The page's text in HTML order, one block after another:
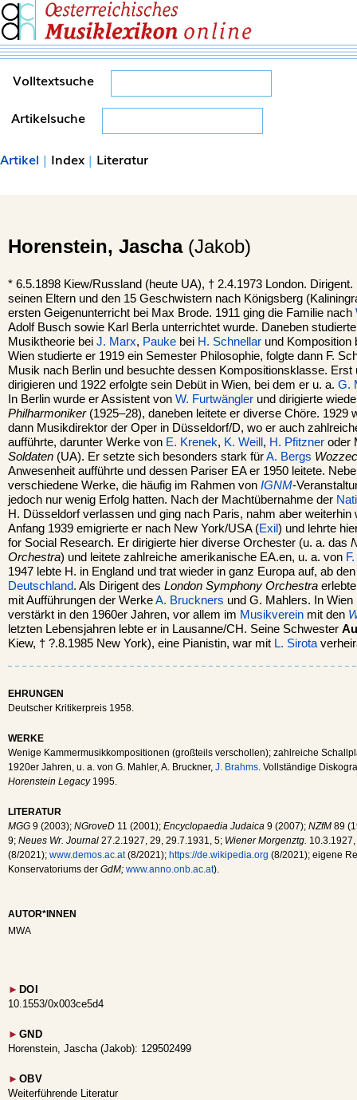
Volltextsuche
Artikelsuche
Artikel | Index | Literatur
Horenstein, Jascha(Jakob)
* 6.5.1898 Kiew/Russland (heute UA), † 2.4.1973 London. Dirigent.
seinen Eltern und den 15 Geschwistern nach Königsberg
ersten Geigenunterricht bei Max Brode. 1911 ging die Familie nach
Adolf Busch sowie Karl Berla unterrichtet wurde. Daneben
Musiktheorie bei J. Marx, Pauke bei H. Schnellar und Komposition
Wien studierte er 1919 ein Semester Philosophie, folgte dann F.
Musik nach Berlin und besuchte dessen Kompositionsklasse. Erst
dirigieren und 1922 erfolgte sein Debüt in Wien, bei dem er u. a. G.
In Berlin wurde er Assistent von W. Furtwängler und dirigierte
Philharmoniker (1925–28), daneben leitete er diverse Chöre. 1929
dann Musikdirektor der Oper in Düsseldorf/D, wo er auch
aufführte, darunter Werke von E. Krenek, K. Weill , H. Pfitzner oder
Soldaten (UA). Er setzte sich besonders stark fürA. Bergs
Anwesenheit aufführte und dessen Pariser EA er 1950 leitete.
verschiedene Werke, die häufig im Rahmen von IGNM-
jedoch nur wenig Erfolg hatten. Nach der Machtübernahme der
H. Düsseldorf verlassen und ging nach Paris, nahm aber weiterhin
Anfang 1939 emigrierte er nach New York/USA (Exil) und lehrte
for Social Research. Er dirigierte hier diverse Orchester (u. a. das
Orchestra) und leitete zahlreiche amerikanische EA.en, u. a. von
1947 lebte H. in England und trat wieder in ganz Europa auf, ab
Deutschland. Als Dirigent des London Symphony Orchestra
mit Aufführungen der WerkeA. Bruckners und G. Mahlers. In
verstärkt in den 1960er Jahren, vor allem im Musikverein mit den
letzten Lebensjahren lebte er in Lausanne/CH. Seine Schwester
Kiew, † ?.8.1985 New York), eine Pianistin, war mit L. Sirota
EHRUNGEN
Deutscher Kritikerpreis 1958.
WERKE
Wenige Kammermusikkompositionen (großteils verschollen); zahlreiche
1920er Jahren, u. a. von G. Mahler, A. Bruckner, J. Brahms. Vollständige
Horenstein Legacy1995.
LITERATUR
MGG 9 (2003); NGroveD 11 (2001); Encyclopaedia Judaica 9 (2007); NZfM 89
9; Neues Wr. Journal 27.2.1927, 29, 29.7.1931, 5; Wiener Morgenztg.
(8/2021); www.demos.ac.at(8/2021); https://de.wikipedia.org (8/2021); eigene
Konservatoriums der GdM; www.anno.onb.ac.at).
AUTOR*INNEN
MWA
► DOI
10.1553/0x003ce5d4
► GND
Horenstein, Jascha (Jakob): 129502499
► OBV
Weiterführende Literatur